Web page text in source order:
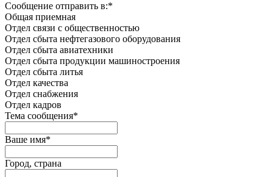
Сообщение отправить в:*
Общая приемная
Отдел связи с общественностью
Oтдел сбыта нефтегазового оборудования
Отдел сбыта авиатехники
Отдел сбыта продукции машиностроения
Отдел сбыта литья
Отдел качества
Oтдел снабжения
Отдел кадров
Тема сообщения*
Ваше имя*
Город, страна